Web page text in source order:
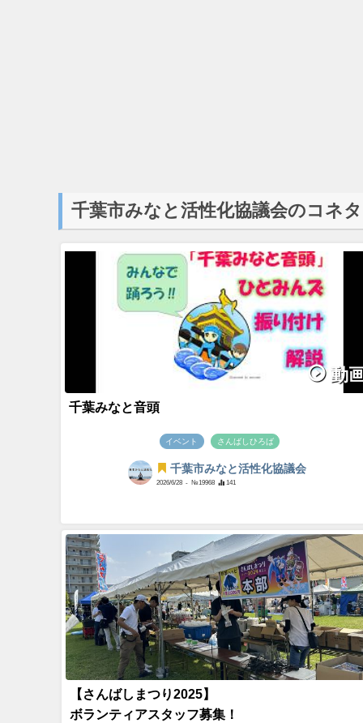
千葉市みなと活性化協議会のコネタ
動
千葉みなと音頭
イベント さんばしひろば
千葉市みなと活性化協議会
2026/6/28 - №19968 141
【さんばしまつり2025】
ボランティアスタッフ募集！